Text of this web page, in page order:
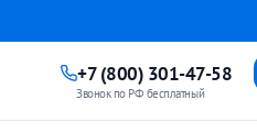
+7 (800) 301-47-58
Звонок по РФ бесплатный